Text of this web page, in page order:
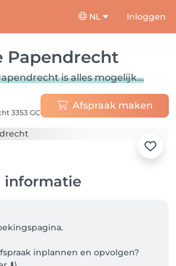
NL Inloggen
Papendrecht
is alles mogelijk...
3353 GC
Afspraak maken
informatie
inplannen en opvolgen?